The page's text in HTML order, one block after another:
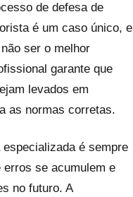
de defesa de
é um caso único, e
ser o melhor
garante que
levados em
as normas corretas.
é sempre
erros se acumulem e
no futuro. A